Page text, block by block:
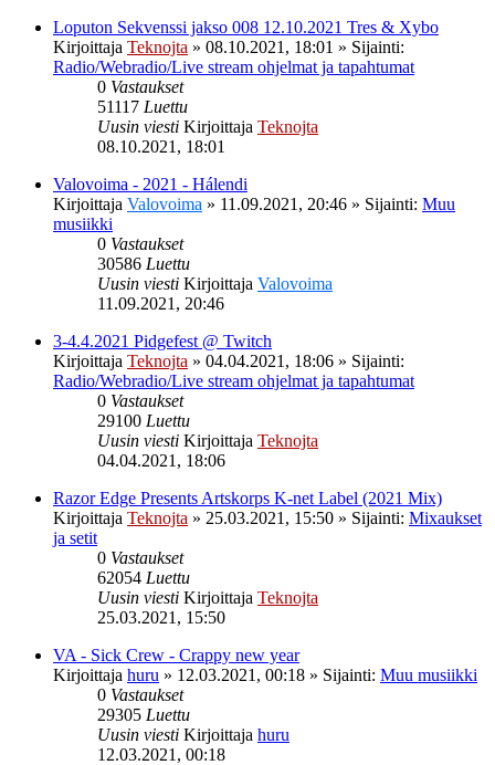
Loputon Sekvenssi jakso 008 12.10.2021 Tres & Xybo
Kirjoittaja Teknojta » 08.10.2021, 18:01 » Sijainti:
Radio/Webradio/Live stream ohjelmat ja tapahtumat
0 Vastaukset
51117 Luettu
Uusin viesti Kirjoittaja Teknojta
08.10.2021, 18:01
Valovoima - 2021 - Hálendi
Kirjoittaja Valovoima » 11.09.2021, 20:46 » Sijainti: Muu
musiikki
0 Vastaukset
30586 Luettu
Uusin viesti Kirjoittaja Valovoima
11.09.2021, 20:46
3-4.4.2021 Pidgefest @ Twitch
Kirjoittaja Teknojta » 04.04.2021, 18:06 » Sijainti:
Radio/Webradio/Live stream ohjelmat ja tapahtumat
0 Vastaukset
29100 Luettu
Uusin viesti Kirjoittaja Teknojta
04.04.2021, 18:06
Razor Edge Presents Artskorps K-net Label (2021 Mix)
Kirjoittaja Teknojta » 25.03.2021, 15:50 » Sijainti: Mixaukset
ja setit
0 Vastaukset
62054 Luettu
Uusin viesti Kirjoittaja Teknojta
25.03.2021, 15:50
VA - Sick Crew - Crappy new year
Kirjoittaja huru » 12.03.2021, 00:18 » Sijainti: Muu musiikki
0 Vastaukset
29305 Luettu
Uusin viesti Kirjoittaja huru
12.03.2021, 00:18